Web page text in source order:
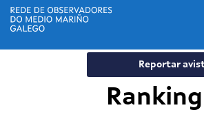
Reportar
Ranking